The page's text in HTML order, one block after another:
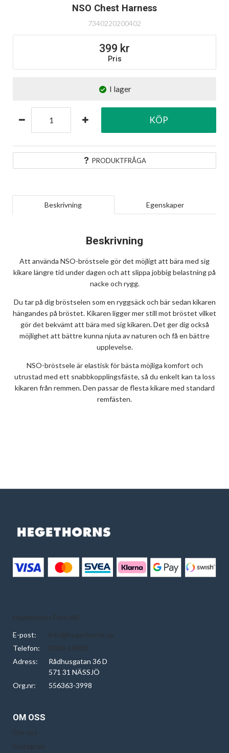
NSO Chest Harness
7340220200402
Pris
399
I lager
PRODUKTFRÅGA
KÖP
Beskrivning Egenskaper
Beskrivning
Att använda NSO-bröstsele gör det möjligt att bära med sig
kikare längre tid under dagen och att slippa jobbig belastning på
nacke och rygg.
Du tar på dig bröstselen som en ryggsäck och bär sedan kikaren
hängandes på bröstet. Kikaren ligger mer still mot bröstet vilket
gör det bekvämt att bära med sig kikaren. Det ger dig också
möjlighet att bättre kunna njuta av naturen och få en bättre
upplevelse.
NSO-bröstsele är elastisk för bästa möjliga komfort och
utrustad med ett snabbkopplingsfäste, så du enkelt kan ta loss
kikaren från remmen. Den passar de flesta kikare med standard
remfästen.
Hegethorns Foto AB
E-post:
info@hegethorns.se
Telefon:
0380-10928
Adress:
Rådhusgatan 36 D
571 31 NÄSSJÖ
Org.nr:
556363-3998
OM OSS
Om oss
Instagram